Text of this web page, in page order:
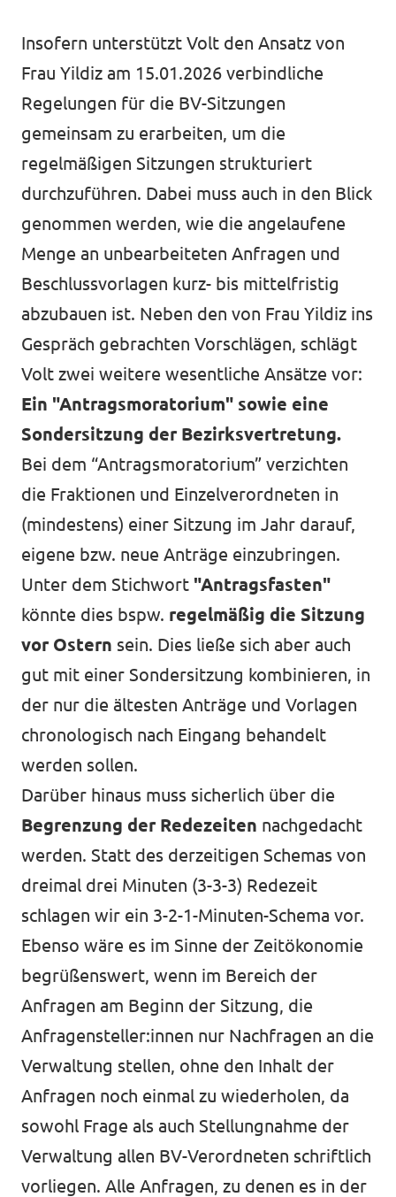
Intranet von Volt Bonn
Datenschutz
Insofern unterstützt Volt den Ansatz von
Frau Yildiz am 15.01.2026 verbindliche
Regelungen für die BV-Sitzungen
gemeinsam zu erarbeiten, um die
regelmäßigen Sitzungen strukturiert
durchzuführen. Dabei muss auch in den Blick
genommen werden, wie die angelaufene
Menge an unbearbeiteten Anfragen und
Beschlussvorlagen kurz- bis mittelfristig
abzubauen ist. Neben den von Frau Yildiz ins
Gespräch gebrachten Vorschlägen, schlägt
Volt zwei weitere wesentliche Ansätze vor:
Ein "Antragsmoratorium" sowie eine
Sondersitzung der Bezirksvertretung.
Bei dem “Antragsmoratorium” verzichten
die Fraktionen und Einzelverordneten in
(mindestens) einer Sitzung im Jahr darauf,
eigene bzw. neue Anträge einzubringen.
Unter dem Stichwort "Antragsfasten"
könnte dies bspw. regelmäßig die Sitzung
vor Ostern sein. Dies ließe sich aber auch
gut mit einer Sondersitzung kombinieren, in
der nur die ältesten Anträge und Vorlagen
chronologisch nach Eingang behandelt
werden sollen.
Darüber hinaus muss sicherlich über die
Begrenzung der Redezeiten nachgedacht
werden. Statt des derzeitigen Schemas von
dreimal drei Minuten (3-3-3) Redezeit
schlagen wir ein 3-2-1-Minuten-Schema vor.
Ebenso wäre es im Sinne der Zeitökonomie
begrüßenswert, wenn im Bereich der
Anfragen am Beginn der Sitzung, die
Anfragensteller:innen nur Nachfragen an die
Verwaltung stellen, ohne den Inhalt der
Anfragen noch einmal zu wiederholen, da
sowohl Frage als auch Stellungnahme der
Verwaltung allen BV-Verordneten schriftlich
vorliegen. Alle Anfragen, zu denen es in der